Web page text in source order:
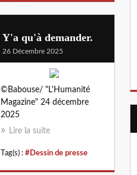
Y'a qu'à demander.
26 Décembre 2025
©Babouse/ "L'Humanité
Magazine" 24 décembre
2025
Lire la suite
Tag(s) : #Dessin de presse